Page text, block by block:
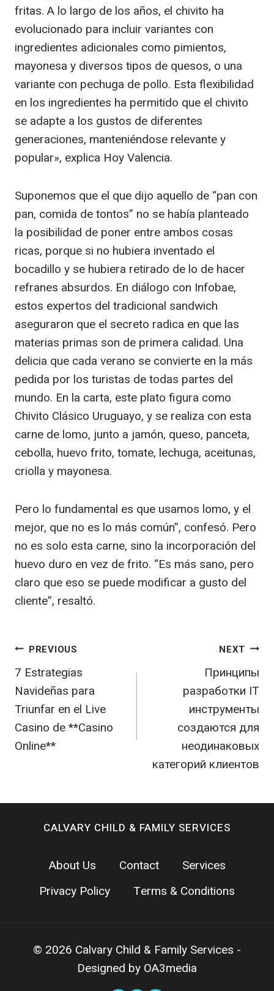
fritas. A lo largo de los años, el chivito ha
evolucionado para incluir variantes con
ingredientes adicionales como pimientos,
mayonesa y diversos tipos de quesos, o una
variante con pechuga de pollo. Esta flexibilidad
en los ingredientes ha permitido que el chivito
se adapte a los gustos de diferentes
generaciones, manteniéndose relevante y
popular», explica Hoy Valencia.
Suponemos que el que dijo aquello de “pan con
pan, comida de tontos” no se había planteado
la posibilidad de poner entre ambos cosas
ricas, porque si no hubiera inventado el
bocadillo y se hubiera retirado de lo de hacer
refranes absurdos. En diálogo con Infobae,
estos expertos del tradicional sandwich
aseguraron que el secreto radica en que las
materias primas son de primera calidad. Una
delicia que cada verano se convierte en la más
pedida por los turistas de todas partes del
mundo. En la carta, este plato figura como
Chivito Clásico Uruguayo, y se realiza con esta
carne de lomo, junto a jamón, queso, panceta,
cebolla, huevo frito, tomate, lechuga, aceitunas,
criolla y mayonesa.
Pero lo fundamental es que usamos lomo, y el
mejor, que no es lo más común”, confesó. Pero
no es solo esta carne, sino la incorporación del
huevo duro en vez de frito. “Es más sano, pero
claro que eso se puede modificar a gusto del
cliente”, resaltó.
Post
navigation
PREVIOUS
7 Estrategias
Navideñas para
Triunfar en el Live
Casino de **Casino
Online**
NEXT
Принципы
разработки IT
инструменты
создаются для
неодинаковых
категорий клиентов
CALVARY CHILD & FAMILY SERVICES
About Us Contact
Services
Privacy Policy
Terms & Conditions
© 2026 Calvary Child & Family Services -
Designed by OA3media